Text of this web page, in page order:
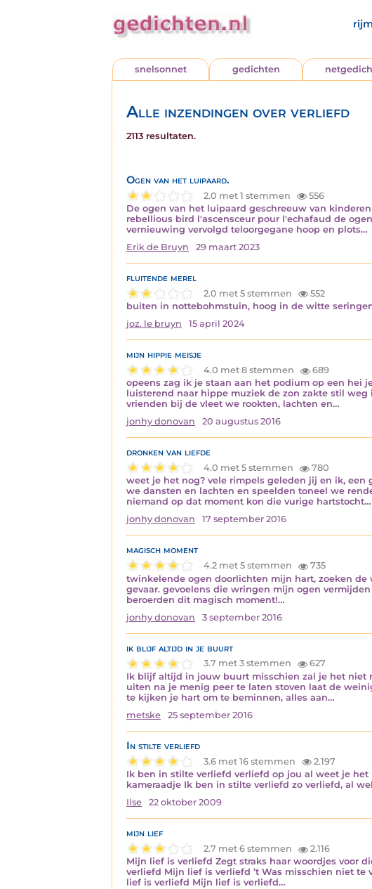
snelsonnet gedichten
Alle inzendingen over verliefd
2113 resultaten.
Ogen van het luipaard.
2.0 met 1 stemmen
556
De ogen van het luipaard geschreeuw van
rebellious bird l'ascensceur pour l'echafaud de
vernieuwing vervolgd teloorgegane hoop en plots…
Erik de Bruyn
29 maart 2023
fluitende merel
2.0 met 5 stemmen
552
buiten in nottebohmstuin, hoog in de witte
joz. le bruyn
15 april 2024
mijn hippie meisje
4.0 met 8 stemmen
689
opeens zag ik je staan aan het podium op een hei
luisterend naar hippe muziek de zon zakte stil
vrienden bij de vleet we rookten, lachten en…
jonhy donovan
20 augustus 2016
dronken van liefde
4.0 met 5 stemmen
780
weet je het nog? vele rimpels geleden jij en ik,
we dansten en lachten en speelden toneel we
niemand op dat moment kon die vurige hartstocht…
jonhy donovan
17 september 2016
magisch moment
4.2 met 5 stemmen
735
twinkelende ogen doorlichten mijn hart, zoeken
gevaar. gevoelens die wringen mijn ogen
beroerden dit magisch moment!…
jonhy donovan
3 september 2016
ik blijf altijd in je buurt
3.7 met 3 stemmen
627
Ik blijf altijd in jouw buurt misschien zal je het niet
uiten na je menig peer te laten stoven laat de
te kijken je hart om te beminnen, alles aan…
metske
25 september 2016
In stilte verliefd
3.6 met 16 stemmen
2.197
Ik ben in stilte verliefd verliefd op jou al weet je
kameraadje Ik ben in stilte verliefd zo verliefd, al
Ilse
22 oktober 2009
mijn lief
2.7 met 6 stemmen
2.116
Mijn lief is verliefd Zegt straks haar woordjes voor
verliefd Mijn lief is verliefd ’t Was misschien niet
lief is verliefd Mijn lief is verliefd…